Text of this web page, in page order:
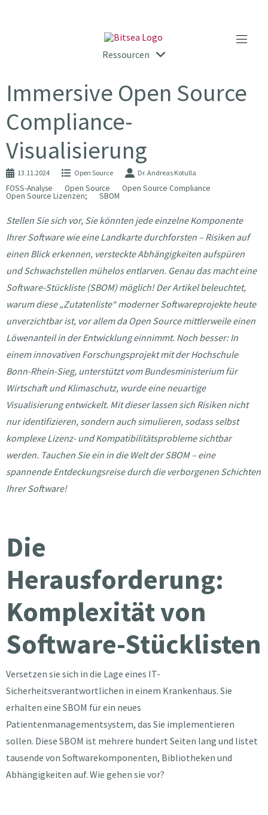
Ressourcen
Immersive Open Source
Compliance-
Visualisierung
13.11.2024 Open Source Dr. Andreas Kotulla
FOSS-Analyse Open Source Open Source Compliance
Open Source Lizenzen; SBOM
Stellen Sie sich vor, Sie könnten jede einzelne Komponente
Ihrer Software wie eine Landkarte durchforsten – Risiken auf
einen Blick erkennen, versteckte Abhängigkeiten aufspüren
und Schwachstellen mühelos entlarven. Genau das macht eine
Software-Stückliste (SBOM) möglich! Der Artikel beleuchtet,
warum diese „Zutatenliste“ moderner Softwareprojekte heute
unverzichtbar ist, vor allem da Open Source mittlerweile einen
Löwenanteil in der Entwicklung einnimmt. Noch besser: In
einem innovativen Forschungsprojekt mit der Hochschule
Bonn-Rhein-Sieg, unterstützt vom Bundesministerium für
Wirtschaft und Klimaschutz, wurde eine neuartige
Visualisierung entwickelt. Mit dieser lassen sich Risiken nicht
nur identifizieren, sondern auch simulieren, sodass selbst
komplexe Lizenz- und Kompatibilitätsprobleme sichtbar
werden. Tauchen Sie ein in die Welt der SBOM – eine
spannende Entdeckungsreise durch die verborgenen Schichten
Ihrer Software!
Die
Herausforderung:
Komplexität von
Software-Stücklisten
Versetzen sie sich in die Lage eines IT-
Sicherheitsverantwortlichen in einem Krankenhaus. Sie
erhalten eine SBOM für ein neues
Patientenmanagementsystem, das Sie implementieren
sollen. Diese SBOM ist mehrere hundert Seiten lang und listet
tausende von Softwarekomponenten, Bibliotheken und
Abhängigkeiten auf. Wie gehen sie vor?